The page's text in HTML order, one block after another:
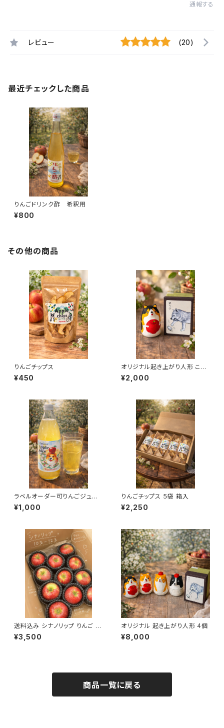
通報する
レビュー (20)
最近チェックした商品
りんごドリンク酢 希釈用
¥800
その他の商品
りんごチップス
¥450
オリジナル起き上がり人形 こぎ
りんご
¥2,000
ラベルオーダー可りんごジュー
ス 1000ml ※オリジナルラベ
ル
¥1,000
りんごチップス ５袋 箱入
¥2,250
送料込み シナノリップ りんご 10
個〜12個
¥3,500
オリジナル 起き上がり人形 4個
¥8,000
商品一覧に戻る